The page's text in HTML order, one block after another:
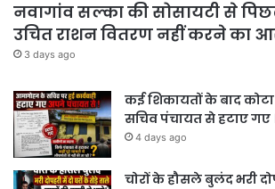
नवागांव सल्का की सोसायटी से
उचित राशन वितरण नहीं करने का
3 days ago
कई शिकायतों के बाद
सचिव पंचायत से हटाए गए
4 days ago
चोरों के हौसले बुलंद भरी